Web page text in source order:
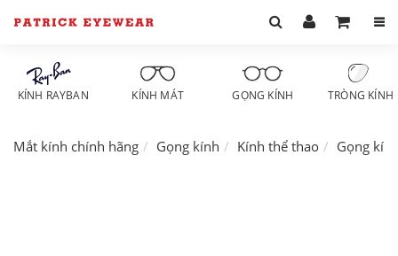
KÍNH RAYBAN KÍNH MÁT GỌNG KÍNH TRÒNG KÍNH
Mắt kính chính hãng Gọng kính Kính thể thao Gọng